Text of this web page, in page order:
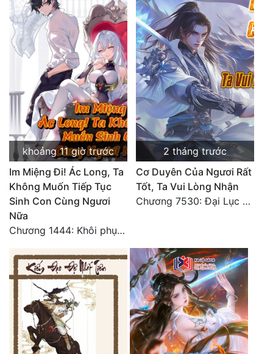
Quân Sự
Sảng Văn
Sủng
Thanh Xuân
Tiên Hiệp
Tiểu Thuyết
Trinh Thám
Triều Đấu
Trùng Sinh
Trọng Sinh
Tu Chân
Tu Tiên
Tội Phạm
khoảng 11 giờ trước
Im Miệng Đi! Ác Long, Ta
Không Muốn Tiếp Tục
Sinh Con Cùng Ngươi
Nữa
Chương 1444: Khôi phục quỹ đạo
2 tháng trước
Cơ Duyên Của Ngươi Rất
Tốt, Ta Vui Lòng Nhận
Chương 7530: Đại Lục Khởi Nguyên – Kiến Thành 71